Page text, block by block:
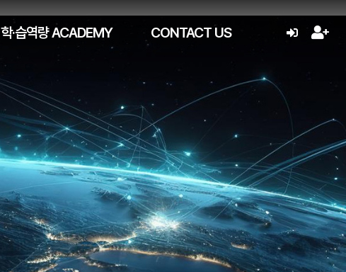
학·습역량 ACADEMY CONTACT US